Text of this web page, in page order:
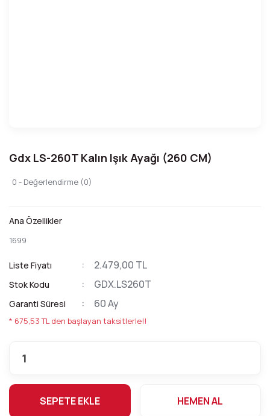
Gdx LS-260T Kalın Işık Ayağı (260 CM)
0 - Değerlendirme (0)
Ana Özellikler
1699
Liste Fiyatı 2.479,00 TL
Stok Kodu GDX.LS260T
Garanti Süresi 60 Ay
* 675,53 TL den başlayan taksitlerle!!
SEPETE EKLE HEMEN AL